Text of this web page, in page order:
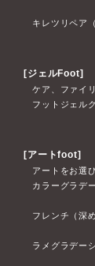
キレツリペア
[ジェルFoot]
ケア、ファイ
フットジェル
[アートfoot]
アートをお選
カラーグラデ
フレンチ（深
ラメグラデー